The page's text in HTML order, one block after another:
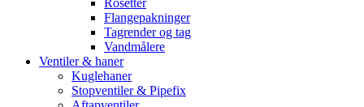
Rosetter
Flangepakninger
Tagrender og tag
Vandmålere
Ventiler & haner
Kuglehaner
Stopventiler & Pipefix